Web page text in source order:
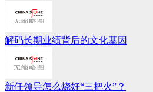
解码长期业绩背后的文化基因
新任领导怎么烧好“三把火”？